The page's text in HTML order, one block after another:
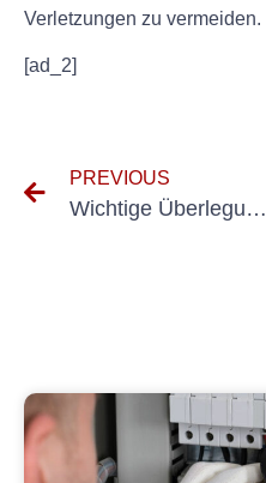
Verletzungen zu vermeiden.
[ad_2]
PREVIOUS
Wichtige Überlegungen für die Einstellung eines qualifizierten Prüfers für die Prüfung von Elektroanlagen